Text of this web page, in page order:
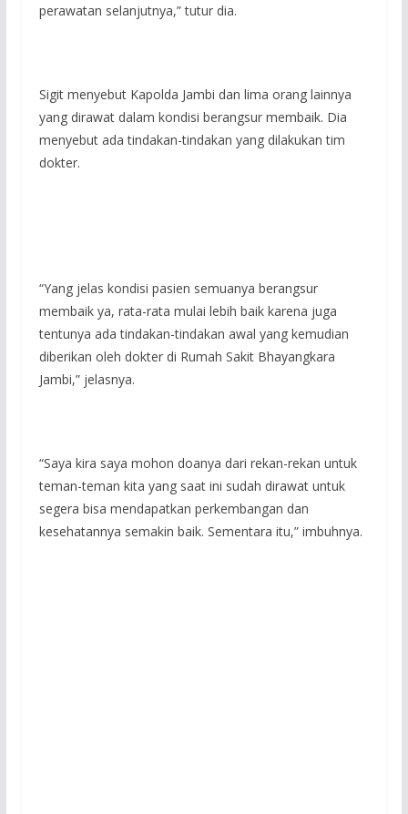
perawatan selanjutnya,” tutur dia.
Sigit menyebut Kapolda Jambi dan lima orang lainnya
yang dirawat dalam kondisi berangsur membaik. Dia
menyebut ada tindakan-tindakan yang dilakukan tim
dokter.
“Yang jelas kondisi pasien semuanya berangsur
membaik ya, rata-rata mulai lebih baik karena juga
tentunya ada tindakan-tindakan awal yang kemudian
diberikan oleh dokter di Rumah Sakit Bhayangkara
Jambi,” jelasnya.
“Saya kira saya mohon doanya dari rekan-rekan untuk
teman-teman kita yang saat ini sudah dirawat untuk
segera bisa mendapatkan perkembangan dan
kesehatannya semakin baik. Sementara itu,” imbuhnya.